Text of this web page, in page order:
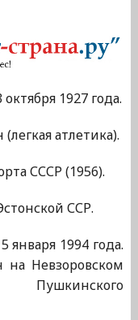
1927 года.
атлетика).
СССР (1956).
ССР.
января 1994 года.
на Невзоровском
Пушкинского